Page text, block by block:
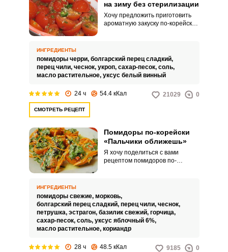
на зиму без стерилизации
Хочу предложить приготовить
ароматную закуску по-корейски
упрощает процесс
приготовления.
ИНГРЕДИЕНТЫ
помидоры черри, болгарский перец сладкий,
перец чили, чеснок, укроп, сахар-песок, соль,
масло растительное, уксус белый винный
24 ч 54.4 кКал 21029 0
СМОТРЕТЬ РЕЦЕПТ
Помидоры по-корейски
«Пальчики оближешь»
Я хочу поделиться с вами
рецептом помидоров по-
существует большое
разнообразие всевозможных
рецептов таких помидор, я
считаю свой рецепт одним из
лучших.
ИНГРЕДИЕНТЫ
помидоры свежие, морковь,
болгарский перец сладкий, перец чили, чеснок,
петрушка, эстрагон, базилик свежий, горчица,
сахар-песок, соль, уксус яблочный 6%,
масло растительное, кориандр
28 ч 48.5 кКал 9185 0